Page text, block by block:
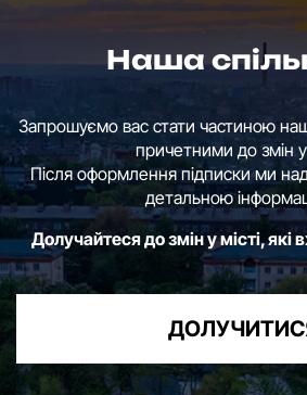
Наша
Запрошуємо вас стати частиною
причетними до змін у
Після оформлення підписки ми
детальною
Долучайтеся до змін у місті,